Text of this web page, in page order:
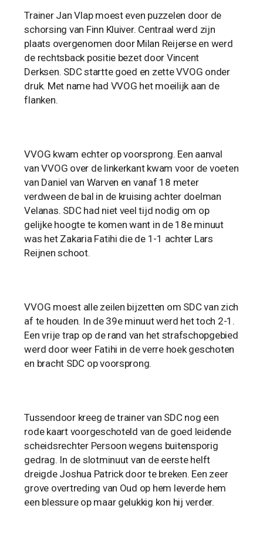
Trainer Jan Vlap moest even puzzelen door de
schorsing van Finn Kluiver. Centraal werd zijn
plaats overgenomen door Milan Reijerse en werd
de rechtsback positie bezet door Vincent
Derksen. SDC startte goed en zette VVOG onder
druk. Met name had VVOG het moeilijk aan de
flanken.
VVOG kwam echter op voorsprong. Een aanval
van VVOG over de linkerkant kwam voor de voeten
van Daniel van Warven en vanaf 18 meter
verdween de bal in de kruising achter doelman
Velanas. SDC had niet veel tijd nodig om op
gelijke hoogte te komen want in de 18e minuut
was het Zakaria Fatihi die de 1-1 achter Lars
Reijnen schoot.
VVOG moest alle zeilen bijzetten om SDC van zich
af te houden. In de 39e minuut werd het toch 2-1.
Een vrije trap op de rand van het strafschopgebied
werd door weer Fatihi in de verre hoek geschoten
en bracht SDC op voorsprong.
Tussendoor kreeg de trainer van SDC nog een
rode kaart voorgeschoteld van de goed leidende
scheidsrechter Persoon wegens buitensporig
gedrag. In de slotminuut van de eerste helft
dreigde Joshua Patrick door te breken. Een zeer
grove overtreding van Oud op hem leverde hem
een blessure op maar gelukkig kon hij verder.